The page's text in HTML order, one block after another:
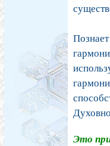
Это